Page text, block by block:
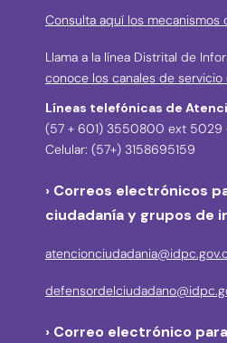
Consulta aquí los
Llama a la línea Distrital de
conoce los canales de servicio
Líneas telefónicas de
(57 + 601) 3550800 ext
Celular: (57+) 3158695159
› Correos electrónicos
ciudadanía y grupos de
› Correo electrónico